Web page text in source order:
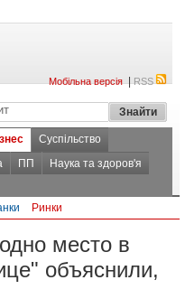
Мобільна версія|RSS
Суспільство
ПП
Наука та здоров'я
Ринки
место в
объяснили,